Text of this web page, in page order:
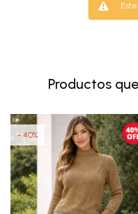
Productos
40